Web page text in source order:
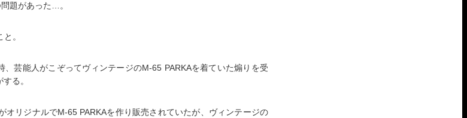
題があった…。
。
、芸能人がこぞってヴィンテージのM-65 PARKAを着ていた煽りを受
る。
オリジナルでM-65 PARKAを作り販売されていたが、ヴィンテージの